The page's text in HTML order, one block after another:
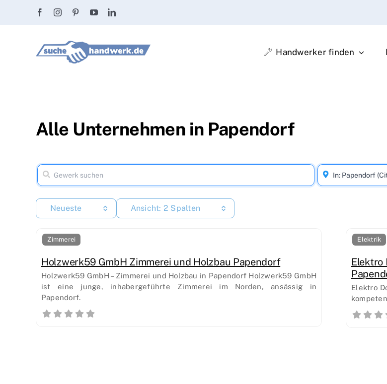
Handwerker finden
Alle Unternehmen in Papendorf
Neueste Ansicht: 2 Spalten
Zimmerei
Holzwerk59 GmbH Zimmerei und Holzbau Papendorf
Holzwerk59 GmbH – Zimmerei und Holzbau in Papendorf Holzwerk59 GmbH
ist eine junge, inhabergeführte Zimmerei im Norden, ansässig in
Papendorf.
Elektrik
Elektro
Elektro